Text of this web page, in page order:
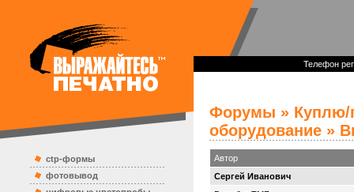
ctp-формы
фотовывод
Телефон
Форумы » Куплю/
оборудование »
Автор
Сергей Иванович